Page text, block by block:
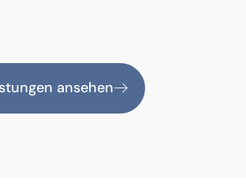
ansehen